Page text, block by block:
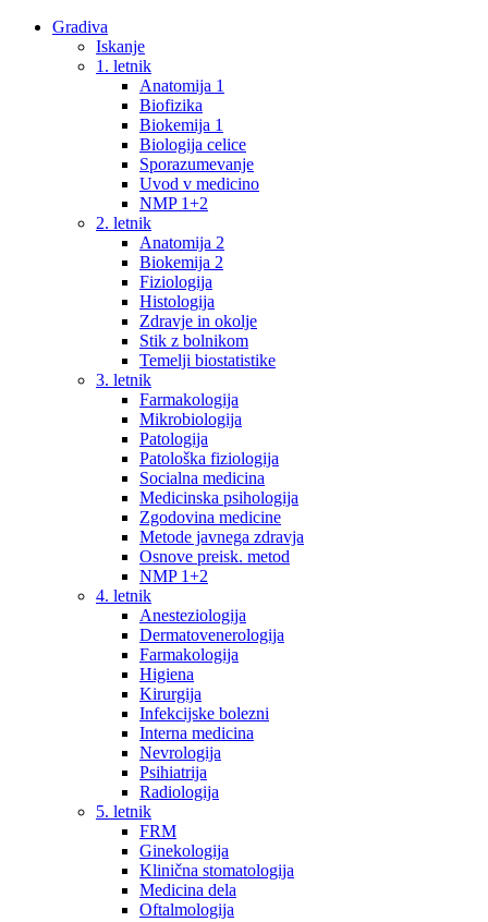
Gradiva
Iskanje
1. letnik
Anatomija 1
Biofizika
Biokemija 1
Biologija celice
Sporazumevanje
Uvod v medicino
NMP 1+2
2. letnik
Anatomija 2
Biokemija 2
Fiziologija
Histologija
Zdravje in okolje
Stik z bolnikom
Temelji biostatistike
3. letnik
Farmakologija
Mikrobiologija
Patologija
Patološka fiziologija
Socialna medicina
Medicinska psihologija
Zgodovina medicine
Metode javnega zdravja
Osnove preisk. metod
NMP 1+2
4. letnik
Anesteziologija
Dermatovenerologija
Farmakologija
Higiena
Kirurgija
Infekcijske bolezni
Interna medicina
Nevrologija
Psihiatrija
Radiologija
5. letnik
FRM
Ginekologija
Klinična stomatologija
Medicina dela
Oftalmologija